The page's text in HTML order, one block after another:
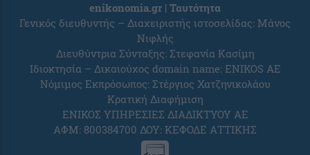
enikonomia.gr | Ταυτότητα
Γενικός διευθυντής – Διαχειριστής ιστοσελίδας: Μάνος
Νιφλής
Διευθύντρια Σύνταξης: Στεφανία Κασίμη
Ιδιοκτησία – Δικαιούχος domain name: ENIKOS AE
Νόμιμος Εκπρόσωπος: Στέργιος Χατζηνικολάου
Κρατική Διαφήμιση
ΕΝΙΚΟΣ ΥΠΗΡΕΣΙΕΣ ΔΙΑΔΙΚΤΥΟΥ ΑΕ
ΑΦΜ: 800384700 ΔΟΥ: ΚΕΦΟΔΕ ΑΤΤΙΚΗΣ